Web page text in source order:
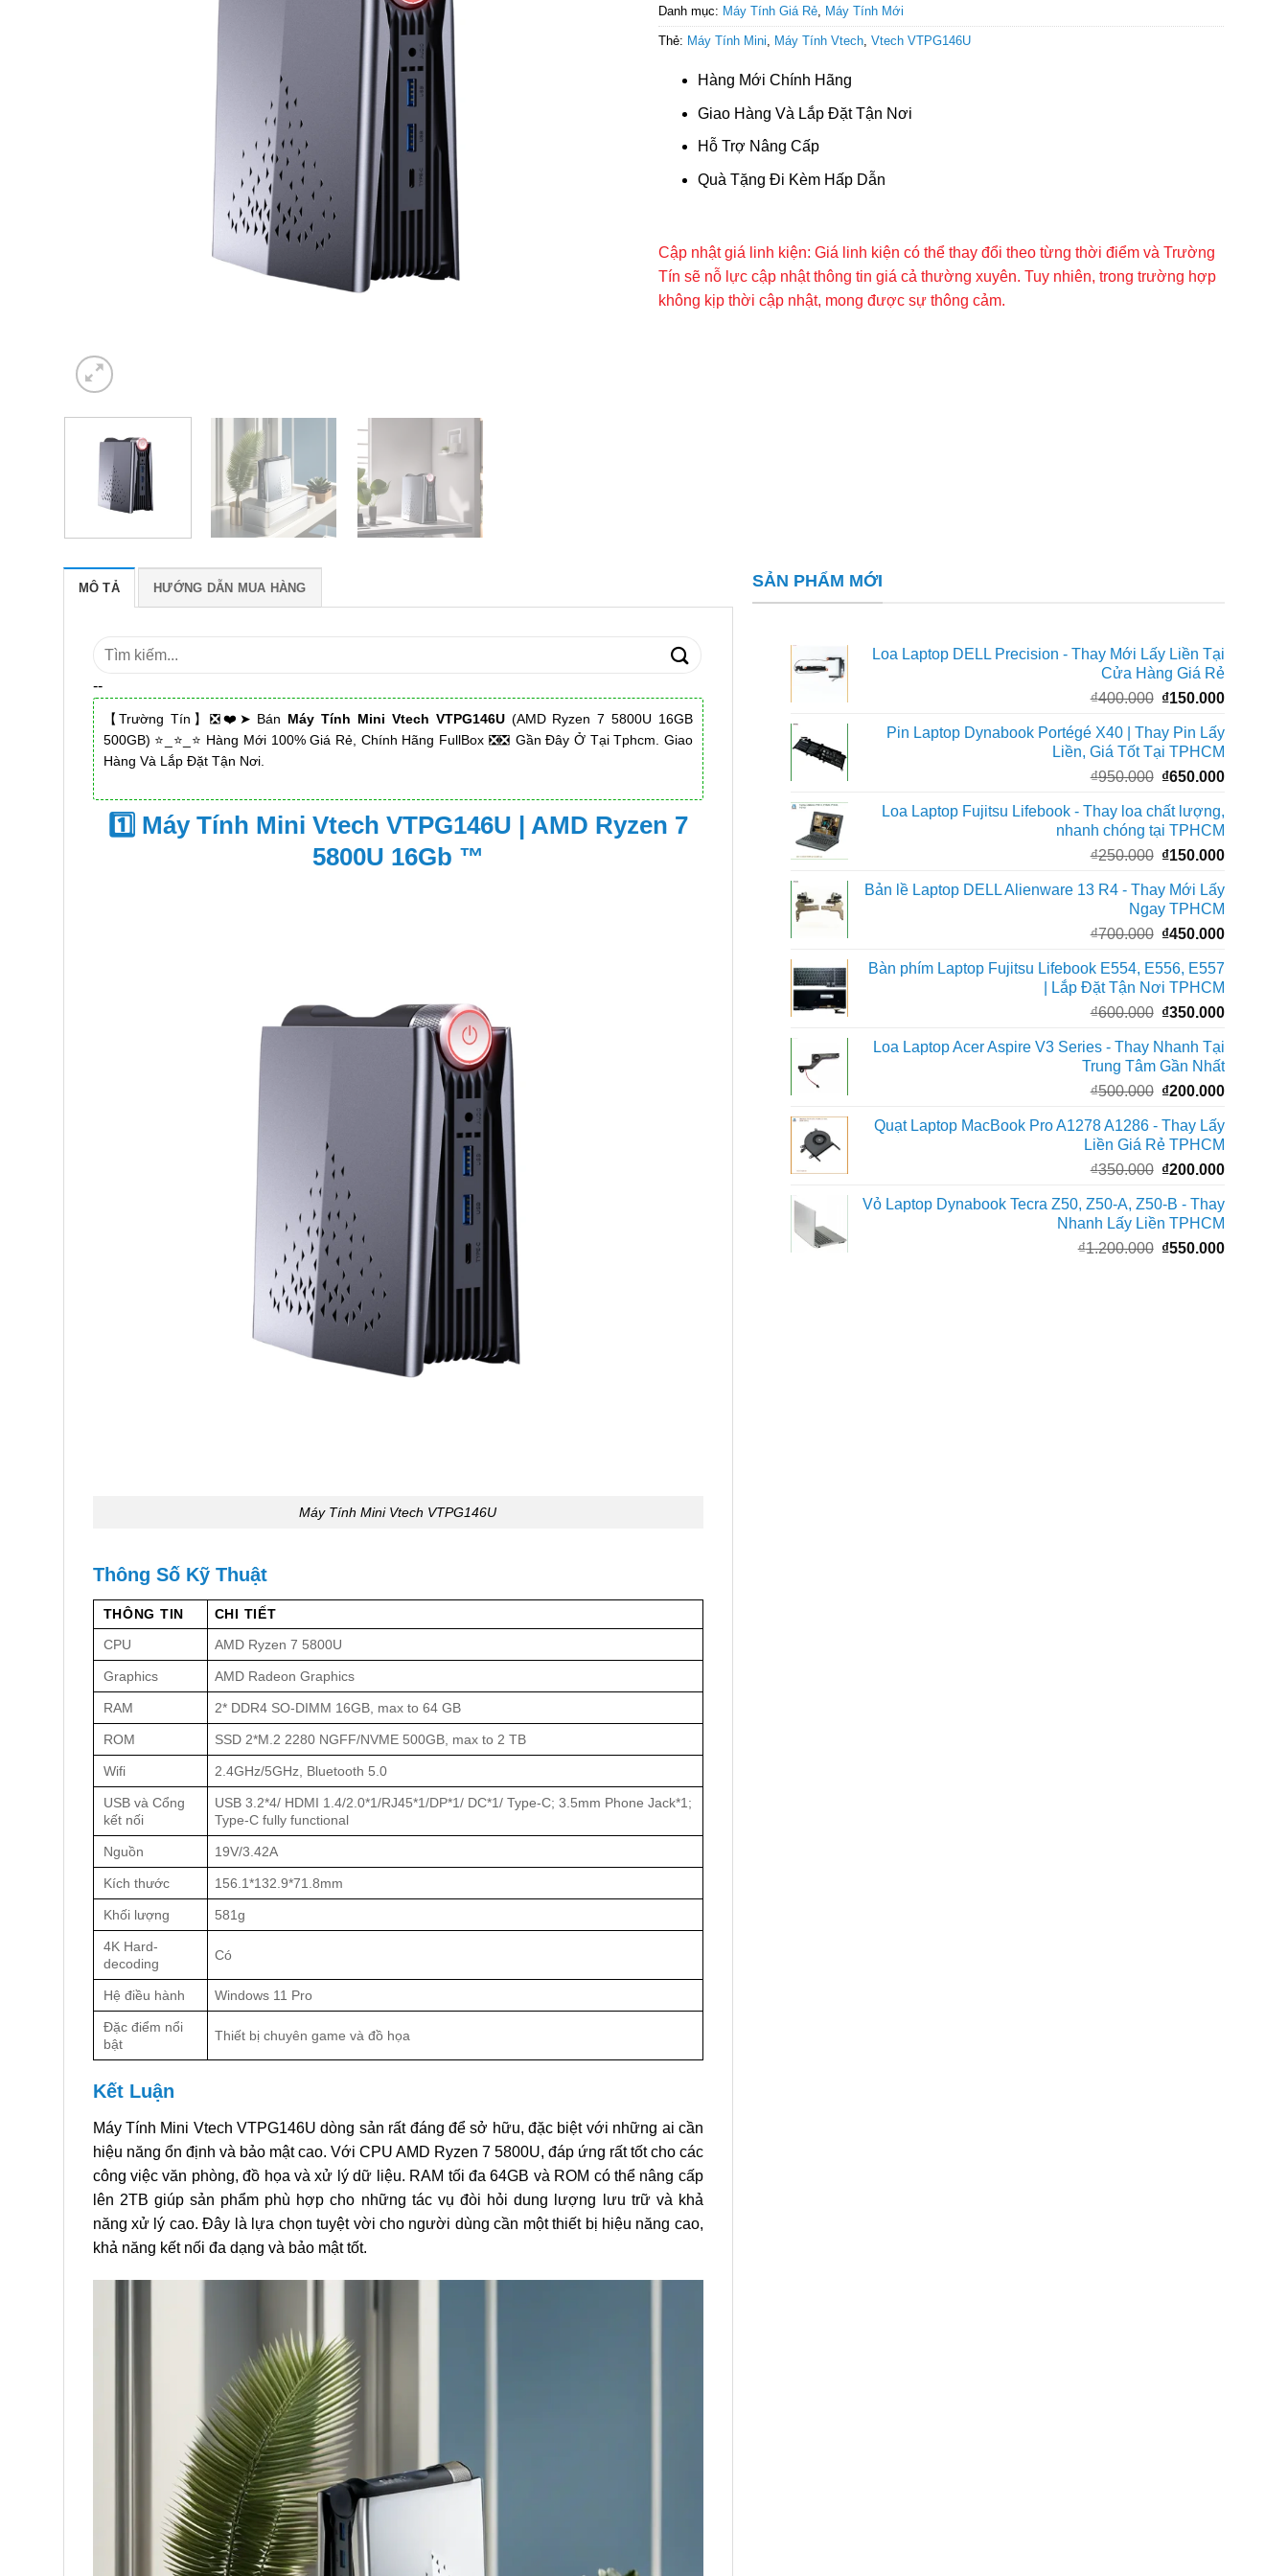
Danh mục: Máy Tính Giá Rẻ, Máy Tính Mới
Thẻ: Máy Tính Mini, Máy Tính Vtech, Vtech VTPG146U
Hàng Mới Chính Hãng
Giao Hàng Và Lắp Đặt Tận Nơi
Hỗ Trợ Nâng Cấp
Quà Tặng Đi Kèm Hấp Dẫn
Cập nhật giá linh kiện: Giá linh kiện có thể thay đổi theo từng thời điểm và Trường
Tín sẽ nỗ lực cập nhật thông tin giá cả thường xuyên. Tuy nhiên, trong trường hợp
không kịp thời cập nhật, mong được sự thông cảm.
MÔ TẢ HƯỚNG DẪN MUA HÀNG
Tìm
--
【Trường Tín】❎❤️➤ Bán Máy Tính Mini Vtech VTPG146U(AMD Ryzen 7 5800U 16GB
500GB) ⭐_⭐_⭐ Hàng Mới 100% Giá Rẻ, Chính Hãng FullBox ❎❎ Gần Đây Ở Tại Tphcm. Giao
Hàng Và Lắp Đặt Tận Nơi.
1️⃣ Máy Tính Mini Vtech VTPG146U | AMD Ryzen 7
5800U 16Gb ™
Máy Tính Mini Vtech VTPG146U
Thông Số Kỹ Thuật
THÔNG TIN
CHI TIẾT
CPU
AMD Ryzen 7 5800U
Graphics AMD Radeon Graphics
RAM 2* DDR4 SO-DIMM 16GB, max to 64 GB
ROM SSD 2*M.2 2280 NGFF/NVME 500GB, max to 2 TB
Wifi 2.4GHz/5GHz, Bluetooth 5.0
USB và Cổng
kết nối
USB 3.2*4/ HDMI 1.4/2.0*1/RJ45*1/DP*1/ DC*1/ Type-C; 3.5mm Phone Jack*1;
Type-C fully functional
Nguồn 19V/3.42A
Kích thước 156.1*132.9*71.8mm
Khối lượng 581g
4K Hard-
decoding
Có
Hệ điều hành Windows 11 Pro
Đặc điểm nổi
bật
Thiết bị chuyên game và đồ họa
Kết Luận
Máy Tính Mini Vtech VTPG146U dòng sản rất đáng để sở hữu, đặc biệt với những ai cần
hiệu năng ổn định và bảo mật cao. Với CPU AMD Ryzen 7 5800U, đáp ứng rất tốt cho các
công việc văn phòng, đồ họa và xử lý dữ liệu. RAM tối đa 64GB và ROM có thể nâng cấp
lên 2TB giúp sản phẩm phù hợp cho những tác vụ đòi hỏi dung lượng lưu trữ và khả
năng xử lý cao. Đây là lựa chọn tuyệt vời cho người dùng cần một thiết bị hiệu năng cao,
khả năng kết nối đa dạng và bảo mật tốt.
SẢN PHẨM MỚI
Loa Laptop DELL Precision - Thay Mới Lấy Liền Tại
Cửa Hàng Giá Rẻ
₫400.000 Giá
là:
₫400.000.
₫150.000Giá
Pin Laptop Dynabook Portégé X40 | Thay Pin Lấy
Liền, Giá Tốt Tại TPHCM
₫950.000 Giá
là:
₫950.000.
₫650.000Giá
Loa Laptop Fujitsu Lifebook - Thay loa chất lượng,
nhanh chóng tại TPHCM
₫250.000 Giá
là:
₫250.000.
₫150.000Giá
Bản lề Laptop DELL Alienware 13 R4 - Thay Mới Lấy
Ngay TPHCM
₫700.000 Giá
là:
₫700.000.
₫450.000Giá
Bàn phím Laptop Fujitsu Lifebook E554, E556, E557
| Lắp Đặt Tận Nơi TPHCM
₫600.000 Giá
là:
₫600.000.
₫350.000Giá
là:
Loa Laptop Acer Aspire V3 Series - Thay Nhanh Tại
Trung Tâm Gần Nhất
₫500.000 Giá
là:
₫500.000.
₫200.000Giá
Quạt Laptop MacBook Pro A1278 A1286 - Thay Lấy
Liền Giá Rẻ TPHCM
₫350.000 Giá
là:
₫350.000.
₫200.000Giá
Vỏ Laptop Dynabook Tecra Z50, Z50-A, Z50-B - Thay
Nhanh Lấy Liền TPHCM
₫1.200.000 Giá
₫550.000Giá